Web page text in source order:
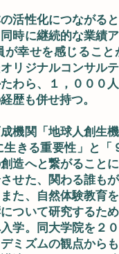
活性化につながる
時に継続的な業績
幸せを感じるこ
リジナルコンサル
わら、１，０００
歴も併せ持つ。
機関「地球人創生
きる重要性」と
造へと繋がること
せた、関わる誰も
た、自然体験教育
ついて研究するた
学。同大学院を２
ミズムの観点から